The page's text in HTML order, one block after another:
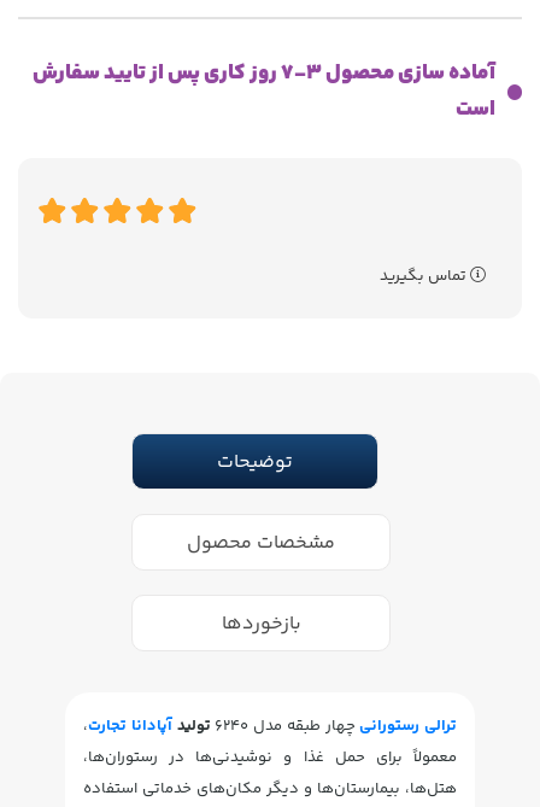
آماده سازی محصول 3-7 روز کاری پس از تایید سفارش
است
تماس بگیرید
توضیحات
مشخصات محصول
بازخوردها
ترالی رستورانیچهار طبقه مدل 6240 تولیدآپادانا تجارت،
معمولاً برای حمل غذا و نوشیدنی‌ها در رستوران‌ها،
هتل‌ها، بیمارستان‌ها و دیگر مکان‌های خدماتی استفاده